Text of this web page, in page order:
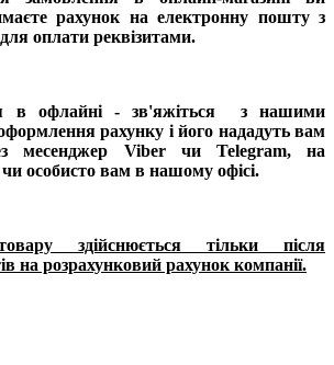
рахунок на електронну пошту з
оплати реквізитами.
в офлайні - зв'яжіться
з нашими
рахунку і його нададуть вам
месенджер Viber чи Telegram, на
особисто вам в нашому офісі.
здійснюється тільки після
на розрахунковий рахунок компанії.